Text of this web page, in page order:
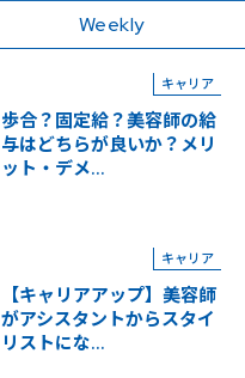
Weekly
キャリア
歩合？固定給？美容師の給
与はどちらが良いか？メリ
ット・デメ...
キャリア
【キャリアアップ】美容師
がアシスタントからスタイ
リストにな...